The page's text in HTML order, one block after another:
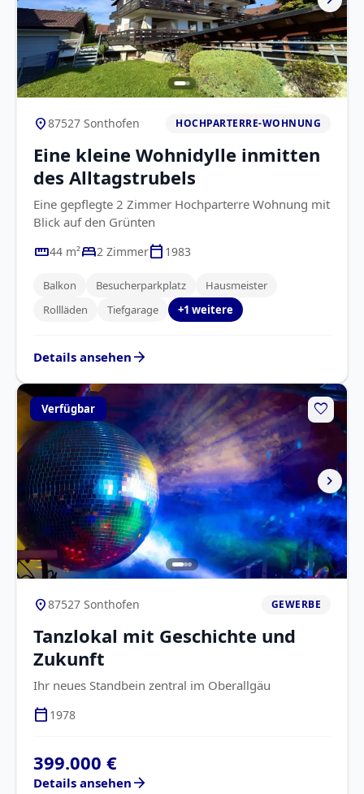
location_on87527 Sonthofen HOCHPARTERRE-WOHNUNG
Eine kleine Wohnidylle inmitten
des Alltagstrubels
Eine gepflegte 2 Zimmer Hochparterre Wohnung mit
Blick auf den Grünten
straighten44 m²bed2 Zimmercalendar_today 1983
Balkon Besucherparkplatz
Hausmeister
Rollläden
Tiefgarage +1 weitere
Details ansehen arrow_forward
chevron_right
Verfügbar favorite
location_on87527 Sonthofen GEWERBE
Tanzlokal mit Geschichte und
Zukunft
Ihr neues Standbein zentral im Oberallgäu
calendar_today 1978
399.000 €
Details ansehen arrow_forward